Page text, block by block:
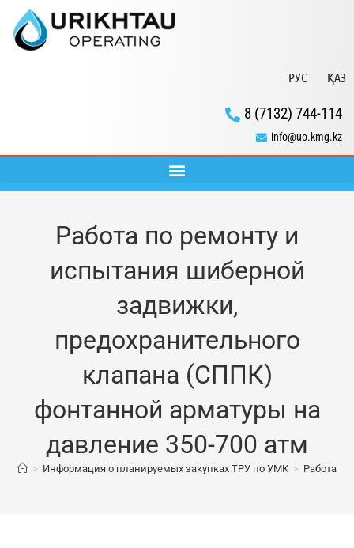
РУС ҚАЗ
8 (7132) 744-114
info@uo.kmg.kz
Работа по ремонту и
испытания шиберной
задвижки,
предохранительного
клапана (СППК)
фонтанной арматуры на
давление 350-700 атм
> Информация о планируемых закупках ТРУ по УМК > Работа